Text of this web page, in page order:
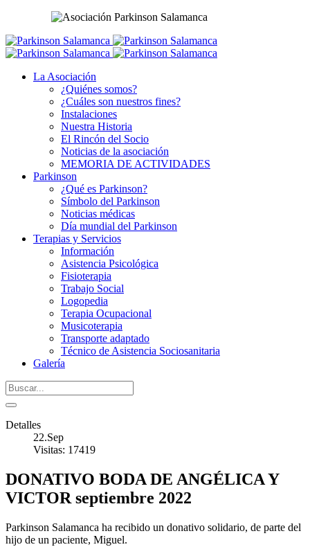
La Asociación
¿Quiénes somos?
¿Cuáles son nuestros fines?
Instalaciones
Nuestra Historia
El Rincón del Socio
Noticias de la asociación
MEMORIA DE ACTIVIDADES
Parkinson
¿Qué es Parkinson?
Símbolo del Parkinson
Noticias médicas
Día mundial del Parkinson
Terapias y Servicios
Información
Asistencia Psicológica
Fisioterapia
Trabajo Social
Logopedia
Terapia Ocupacional
Musicoterapia
Transporte adaptado
Técnico de Asistencia Sociosanitaria
Galería
Detalles
22.Sep
Visitas: 17419
DONATIVO BODA DE ANGÉLICA Y
VICTOR septiembre 2022
Parkinson Salamanca ha recibido un donativo solidario, de parte del
hijo de un paciente, Miguel.